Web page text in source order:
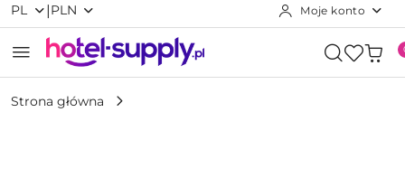
PL |PLN Moje konto
Strona główna